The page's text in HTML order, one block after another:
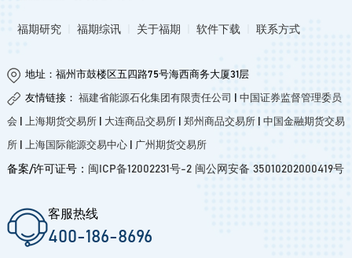
福期研究 福期综讯 关于福期 软件下载 联系方式
地址：福州市鼓楼区五四路75号海西商务大厦31层
友情链接： 福建省能源石化集团有限责任公司 中国证券监督管理委员
会 上海期货交易所| 大连商品交易所| 郑州商品交易所| 中国金融期货交易
所| 上海国际能源交易中心| 广州期货交易所
备案/许可证号： 闽ICP备12002231号-2 闽公网安备 35010202000419号
客服热线
400-186-8696